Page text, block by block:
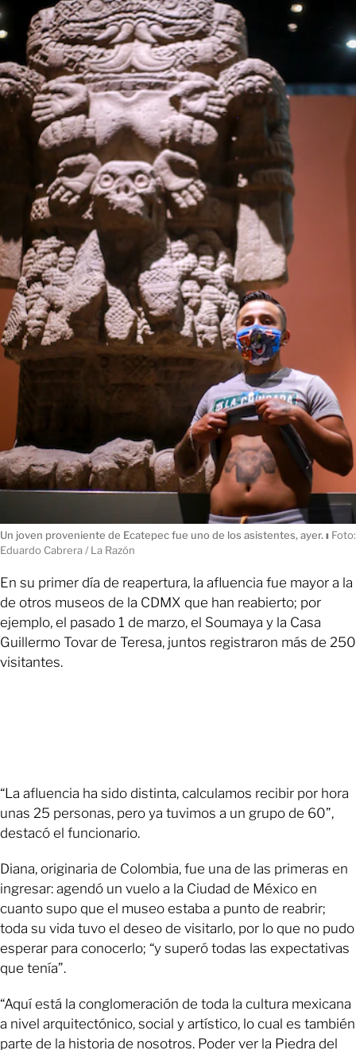
Un joven proveniente de Ecatepec fue uno de los asistentes, ayer. ı Foto:
Eduardo Cabrera / La Razón
En su primer día de reapertura, la afluencia fue mayor a la
de otros museos de la CDMX que han reabierto; por
ejemplo, el pasado 1 de marzo, el Soumaya y la Casa
Guillermo Tovar de Teresa, juntos registraron más de 250
visitantes.
“La afluencia ha sido distinta, calculamos recibir por hora
unas 25 personas, pero ya tuvimos a un grupo de 60”,
destacó el funcionario.
Diana, originaria de Colombia, fue una de las primeras en
ingresar: agendó un vuelo a la Ciudad de México en
cuanto supo que el museo estaba a punto de reabrir;
toda su vida tuvo el deseo de visitarlo, por lo que no pudo
esperar para conocerlo; “y superó todas las expectativas
que tenía”.
“Aquí está la conglomeración de toda la cultura mexicana
a nivel arquitectónico, social y artístico, lo cual es también
parte de la historia de nosotros. Poder ver la Piedra del